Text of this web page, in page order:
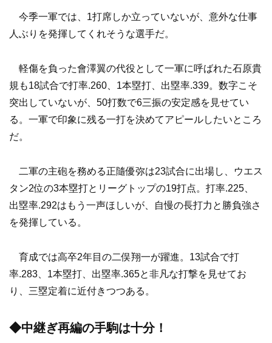
今季一軍では、1打席しか立っていないが、意外な仕事
人ぶりを発揮してくれそうな選手だ。
軽傷を負った會澤翼の代役として一軍に呼ばれた石原貴
規も18試合で打率.260、1本塁打、出塁率.339。数字こそ
突出していないが、50打数で6三振の安定感を見せてい
る。一軍で印象に残る一打を決めてアピールしたいところ
だ。
二軍の主砲を務める正隨優弥は23試合に出場し、ウエス
タン2位の3本塁打とリーグトップの19打点。打率.225、
出塁率.292はもう一声ほしいが、自慢の長打力と勝負強さ
を発揮している。
育成では高卒2年目の二俣翔一が躍進。13試合で打
率.283、1本塁打、出塁率.365と非凡な打撃を見せてお
り、三塁定着に近付きつつある。
◆中継ぎ再編の手駒は十分！